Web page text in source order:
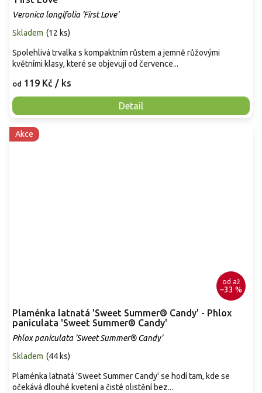
Veronica longifolia 'First Love'
Skladem (12 ks)
od 119 Kč / ks
Detail
Spolehlivá trvalka s kompaktním růstem a jemně růžovými
květními klasy, které se objevují od července...
Akce
od až
–33 %
Plaménka latnatá 'Sweet Summer® Candy' - Phlox
paniculata 'Sweet Summer® Candy'
Phlox paniculata 'Sweet Summer® Candy'
Skladem (44 ks)
Plaménka latnatá 'Sweet Summer Candy' se hodí tam, kde se
očekává dlouhé kvetení a čisté olistění bez...